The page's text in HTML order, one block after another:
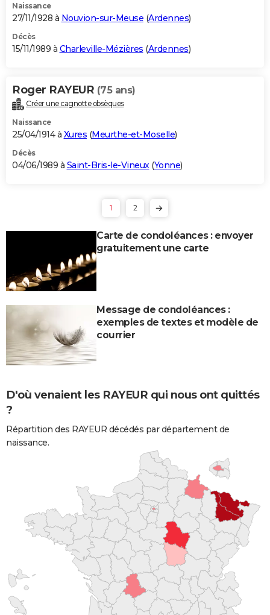
Naissance
27/11/1928 à Nouvion-sur-Meuse (Ardennes)
Décès
15/11/1989 à Charleville-Mézières (Ardennes)
Roger RAYEUR (75 ans)
Créer une cagnotte obsèques
Naissance
25/04/1914 à Xures (Meurthe-et-Moselle)
Décès
04/06/1989 à Saint-Bris-le-Vineux (Yonne)
1 2
Carte de condoléances : envoyer
gratuitement une carte
Message de condoléances :
exemples de textes et modèle de
courrier
D'où venaient les RAYEUR qui nous ont quittés
?
Répartition des RAYEUR décédés par département de
naissance.